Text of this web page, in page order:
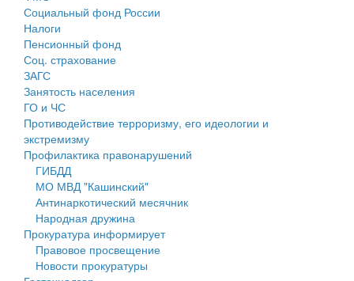
Антимонопольный комплаенс
Противодействие коррупции
Муниципальные программы
Контрольно-счетная палата
Персональные данные
Оценка регулирующего воздействия
Деятельность МУ
Нормативы градостроительного проектирования
Правила землепользования и застройки
Генеральные планы
Проекты планировки территории
Социальный фонд России
Налоги
Пенсионный фонд
Соц. страхование
ЗАГС
Занятость населения
ГО и ЧС
Противодействие терроризму, его идеологии и
экстремизму
Профилактика правонарушений
ГИБДД
МО МВД "Кашинский"
Антинаркотический месячник
Народная дружина
Прокуратура информирует
Правовое просвещение
Новости прокуратуры